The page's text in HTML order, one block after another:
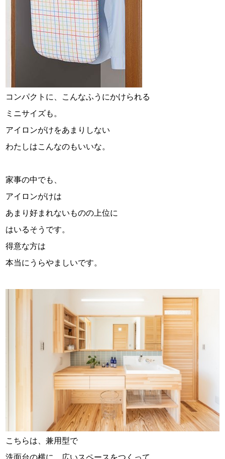
コンパクトに、こんなふうにかけられる
ミニサイズも。
アイロンがけをあまりしない
わたしはこんなのもいいな。
家事の中でも、
アイロンがけは
あまり好まれないものの上位に
はいるそうです。
得意な方は
本当にうらやましいです。
こちらは、兼用型で